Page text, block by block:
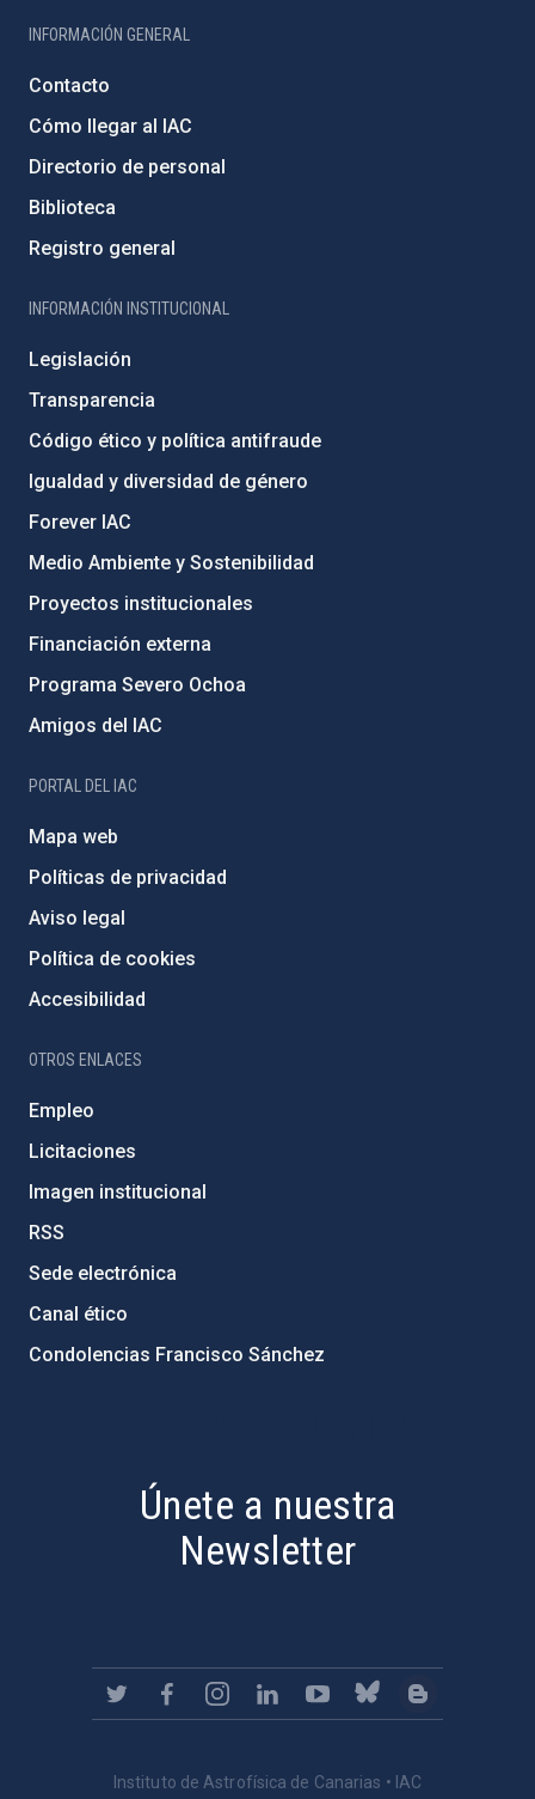
INFORMACIÓN GENERAL
Contacto
Cómo llegar al IAC
Directorio de personal
Biblioteca
Registro general
INFORMACIÓN INSTITUCIONAL
Legislación
Transparencia
Código ético y política antifraude
Igualdad y diversidad de género
Forever IAC
Medio Ambiente y Sostenibilidad
Proyectos institucionales
Financiación externa
Programa Severo Ochoa
Amigos del IAC
PORTAL DEL IAC
Mapa web
Políticas de privacidad
Aviso legal
Política de cookies
Accesibilidad
OTROS ENLACES
Empleo
Licitaciones
Imagen institucional
RSS
Sede electrónica
Canal ético
Condolencias Francisco Sánchez
Únete a nuestra
Newsletter
Instituto de Astrofísica de Canarias • IAC